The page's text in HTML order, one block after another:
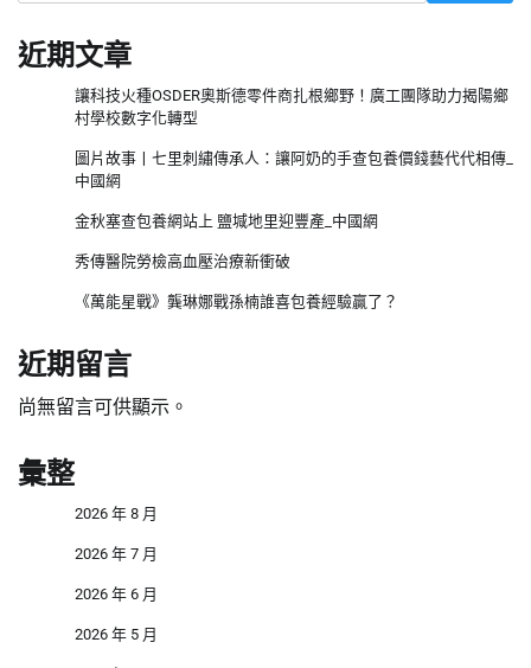
近期文章
讓科技火種OSDER奧斯德零件商扎根鄉野！廣工團隊助力揭陽鄉
村學校數字化轉型
圖片故事丨七里刺繡傳承人：讓阿奶的手查包養價錢藝代代相傳_
中國網
金秋塞查包養網站上 鹽堿地里迎豐產_中國網
秀傳醫院勞檢高血壓治療新衝破
《萬能星戰》龔琳娜戰孫楠誰喜包養經驗贏了？
近期留言
尚無留言可供顯示。
彙整
2026 年 8 月
2026 年 7 月
2026 年 6 月
2026 年 5 月